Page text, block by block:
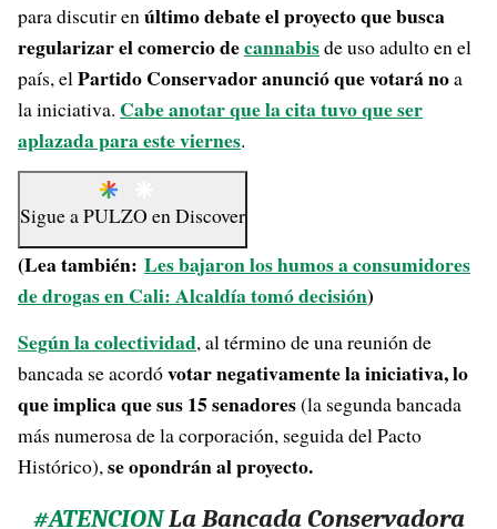
para discutir enúltimo debate el proyecto que busca
regularizar el comercio decannabisde uso adulto en el
país, elPartido Conservador anunció que votará noa
la iniciativa. Cabe anotar que la cita tuvo que ser
aplazada para este viernes.
Sigue aPULZO enDiscover
(Lea también: Les bajaron los humos a consumidores
de drogas en Cali: Alcaldía tomó decisión)
Según la colectividad, al término de una reunión de
bancada se acordóvotar negativamente la iniciativa, lo
que implica que sus 15 senadores(la segunda bancada
más numerosa de la corporación, seguida del Pacto
Histórico),se opondrán al proyecto.
#ATENCIONLa Bancada Conservadora